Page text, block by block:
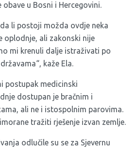
u Bosni i Hercegovini.
li postoji možda ovdje neka
oplodnje, ali zakonski nije
mi krenuli dalje istraživati po
kaže Ela.
postupak medicinski
dostupan je bračnim i
ali ne i istospolnim parovima.
tražiti rješenje izvan zemlje.
odlučile su se za Sjevernu